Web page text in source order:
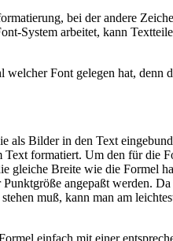
bei der andere
System arbeitet, kann
Font gelegen hat, denn
als Bilder in den Text
formatiert. Um den für die
Breite wie die Formel
angepaßt werden.
muß, kann man am
einfach mit einer